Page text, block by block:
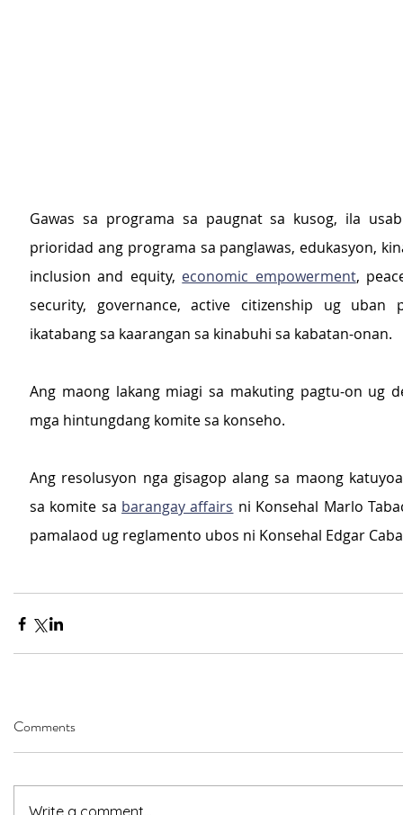
Gawas sa programa sa paugnat sa kusog, ila
prioridad ang programa sa panglawas, edukasyon,
inclusion and equity, economic empowerment,
security, governance, active citizenship ug uban
ikatabang sa kaarangan sa kinabuhi sa kabatan-onan.
Ang maong lakang miagi sa makuting pagtu-on ug
mga hintungdang komite sa konseho.
Ang resolusyon nga gisagop alang sa maong
sa komite sa barangay affairs ni Konsehal Marlo
pamalaod ug reglamento ubos ni Konsehal Edgar
Comments